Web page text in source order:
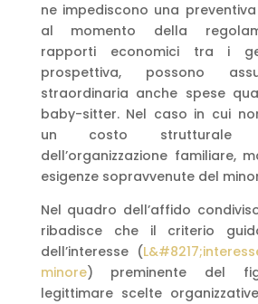
ne impediscono una
al momento della
rapporti economici tra i
prospettiva, possono
straordinaria anche spese
baby-sitter. Nel caso in cui
un costo strutturale
dell’organizzazione familiare,
esigenze sopravvenute del
Nel quadro dell’affido
ribadisce che il criterio
dell’interesse (
minore) preminente del
legittimare scelte